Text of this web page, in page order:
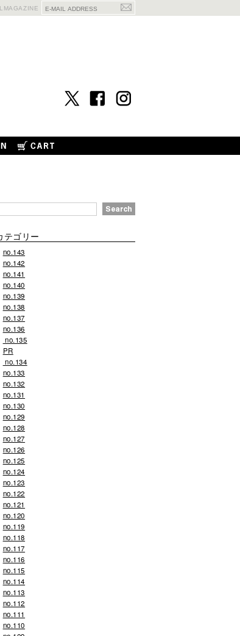
テゴリー
no.143
no.142
no.141
no.140
no.139
no.138
no.137
no.136
no.135
PR
no.134
no.133
no.132
no.131
no.130
no.129
no.128
no.127
no.126
no.125
no.124
no.123
no.122
no.121
no.120
no.119
no.118
no.117
no.116
no.115
no.114
no.113
no.112
no.111
no.110